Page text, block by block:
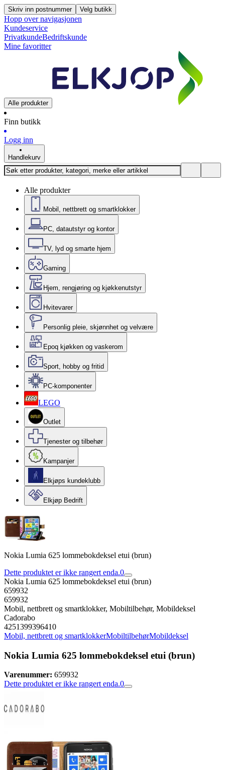
Skriv inn postnummer Velg butikk
Hopp over navigasjonen
Kundeservice
PrivatkundeBedriftskunde
Mine favoritter
Alle produkter
Finn butikk
Logg inn
Handlekurv
Alle produkter
Mobil, nettbrett og smartklokker
PC, datautstyr og kontor
TV, lyd og smarte hjem
Gaming
Hjem, rengjøring og kjøkkenutstyr
Hvitevarer
Personlig pleie, skjønnhet og velvære
Epoq kjøkken og vaskerom
Sport, hobby og fritid
PC-komponenter
LEGO
Outlet
Tjenester og tilbehør
Kampanjer
Elkjøps kundeklubb
Elkjøp Bedrift
Nokia Lumia 625 lommebokdeksel etui (brun)
Dette produktet er ikke rangert enda.0
Nokia Lumia 625 lommebokdeksel etui (brun)
659932
659932
Mobil, nettbrett og smartklokker, Mobiltilbehør, Mobildeksel
Cadorabo
4251399396410
Mobil, nettbrett og smartklokkerMobiltilbehørMobildeksel
Nokia Lumia 625 lommebokdeksel etui (brun)
Varenummer: 659932
Dette produktet er ikke rangert enda.0